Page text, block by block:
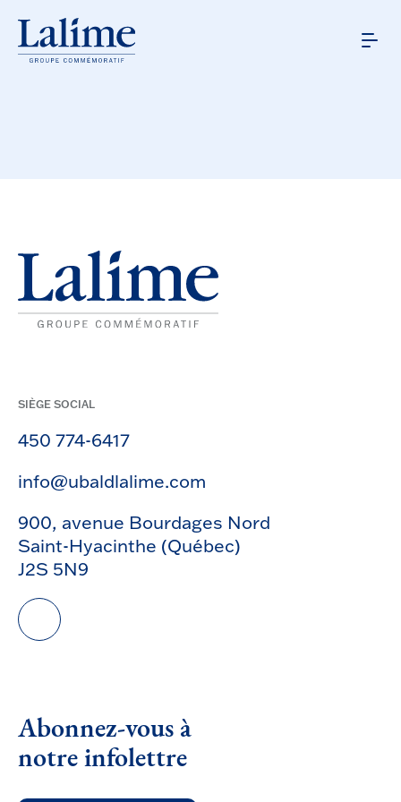
SIÈGE SOCIAL
450 774-6417
info@ubaldlalime.com
900, avenue Bourdages Nord
Saint-Hyacinthe (Québec)
J2S 5N9
Abonnez-vous à
notre infolettre